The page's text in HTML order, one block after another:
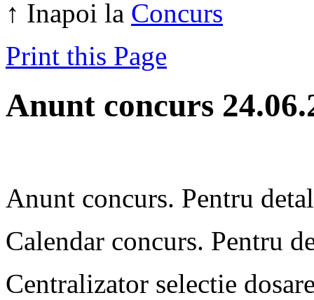
↑ Inapoi la Concurs
Print this Page
Anunt concurs
Anunt concurs. Pentru
Calendar concurs. Pentru
Centralizator selectie